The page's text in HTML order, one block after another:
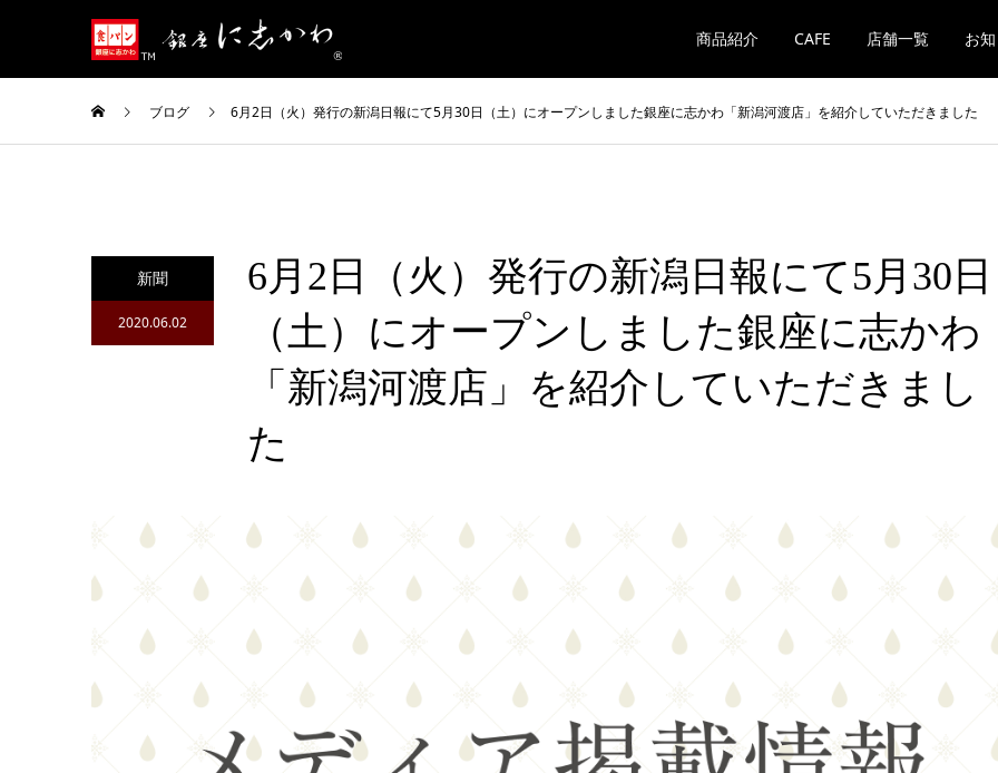
商品紹介 CAFE 店舗一覧 お
ブログ 6月2日（火）発行の新潟日報にて5月30日（土）にオープンしました銀座に志かわ「新潟河渡店」を紹介していただきました
新聞
2020.06.02
6月2日（火）発行の新潟日報にて5月30日
（土）にオープンしました銀座に志かわ
「新潟河渡店」を紹介していただきまし
た